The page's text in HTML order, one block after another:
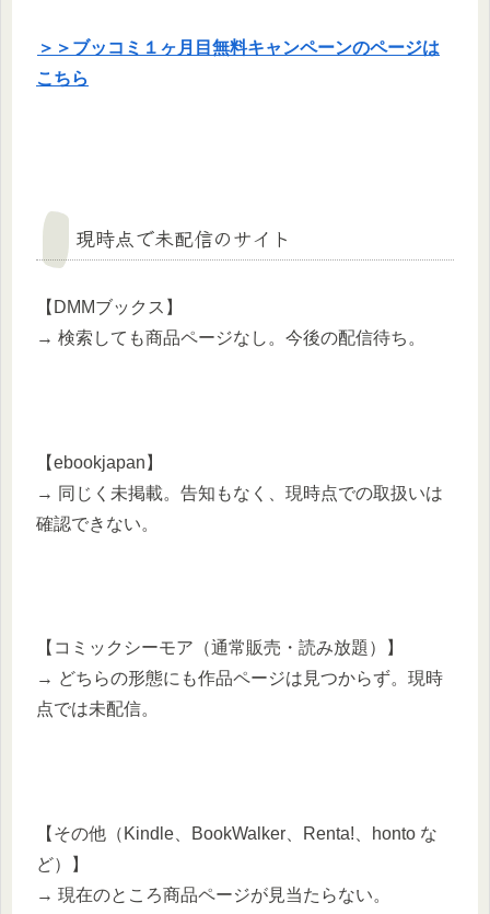
＞＞ブッコミ１ヶ月目無料キャンペーンのページは
こちら
現時点で未配信のサイト
【DMMブックス】
→ 検索しても商品ページなし。今後の配信待ち。
【ebookjapan】
→ 同じく未掲載。告知もなく、現時点での取扱いは
確認できない。
【コミックシーモア（通常販売・読み放題）】
→ どちらの形態にも作品ページは見つからず。現時
点では未配信。
【その他（Kindle、BookWalker、Renta!、honto な
ど）】
→ 現在のところ商品ページが見当たらない。